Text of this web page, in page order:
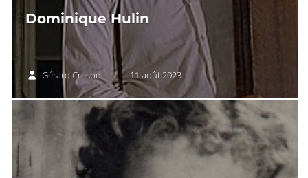
Dominique Hulin
Gérard Crespo – 11 août 2023